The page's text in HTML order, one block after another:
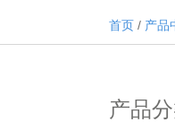
首页 / 产品
产品